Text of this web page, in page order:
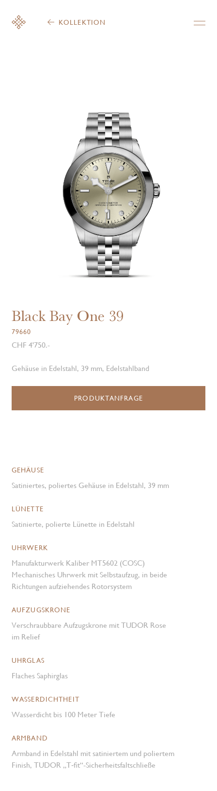
KOLLEKTION
Black Bay One 39
79660
CHF 4'750.-
Gehäuse in Edelstahl, 39 mm, Edelstahlband
PRODUKTANFRAGE
GEHÄUSE
Satiniertes, poliertes Gehäuse in Edelstahl, 39 mm
LÜNETTE
Satinierte, polierte Lünette in Edelstahl
UHRWERK
Manufakturwerk Kaliber MT5602 (COSC)
Mechanisches Uhrwerk mit Selbstaufzug, in beide
Richtungen aufziehendes Rotorsystem
AUFZUGSKRONE
Verschraubbare Aufzugskrone mit TUDOR Rose
im Relief
UHRGLAS
Flaches Saphirglas
WASSERDICHTHEIT
Wasserdicht bis 100 Meter Tiefe
ARMBAND
Armband in Edelstahl mit satiniertem und poliertem
Finish, TUDOR „T‑fit“-Sicherheitsfaltschließe